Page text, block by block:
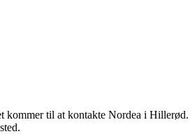
til at kontakte Nordea i Hillerød.